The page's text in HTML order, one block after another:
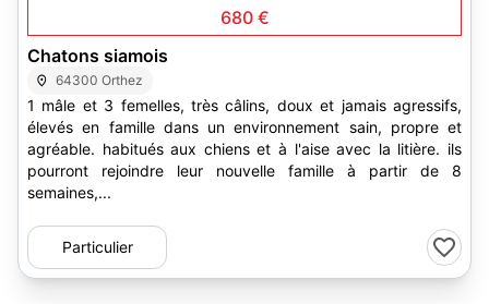
680 €
Chatons siamois
64300 Orthez
1 mâle et 3 femelles, très câlins, doux et jamais agressifs,
élevés en famille dans un environnement sain, propre et
agréable. habitués aux chiens et à l'aise avec la litière. ils
pourront rejoindre leur nouvelle famille à partir de 8
semaines,...
Particulier